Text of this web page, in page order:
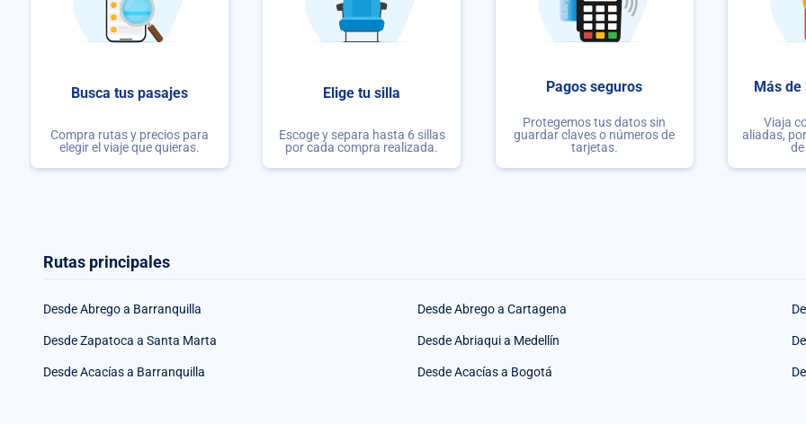
Busca tus pasajes
Compra rutas y precios para
elegir el viaje que quieras.
Elige tu silla
Escoge y separa hasta 6 sillas
por cada compra realizada.
Pagos seguros
Protegemos tus datos sin
guardar claves o números de
tarjetas.
Más de
Viaja
aliadas,
Rutas principales
Desde Abrego a Barranquilla Desde Abrego a Cartagena
Desde Zapatoca a Santa Marta Desde Abriaqui a Medellín
Desde Acacías a Barranquilla Desde Acacías a Bogotá